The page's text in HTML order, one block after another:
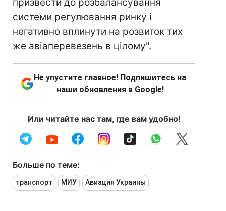
призвести до розбалансування
системи регулювання ринку і
негативно вплинути на розвиток тих
же авіаперевезень в цілому".
Не упустите главное! Подпишитесь на
наши обновления в Google!
Или читайте нас там, где вам удобно!
Больше по теме:
транспорт МИУ Авиация Украины